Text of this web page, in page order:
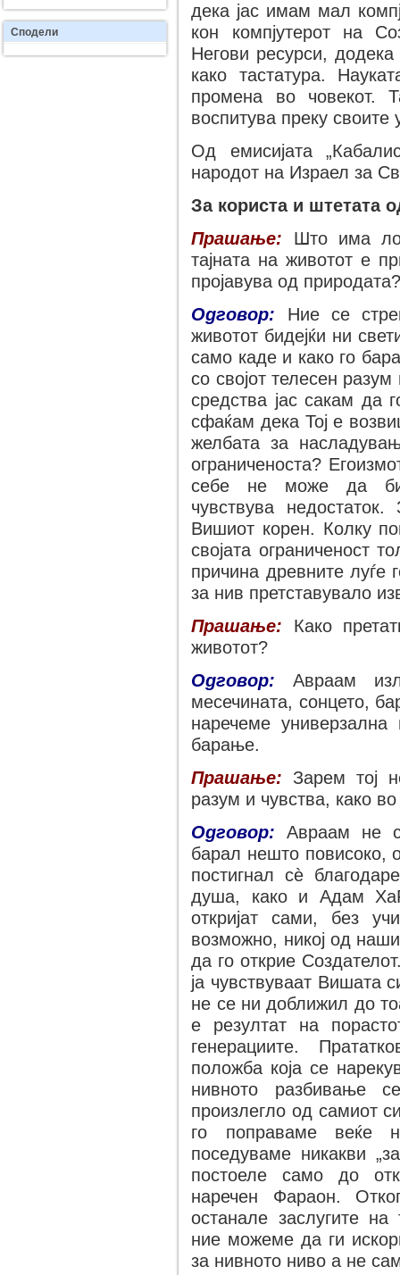
дека јас имам мал
кон компјутерот на
Негови ресурси, додека
како тастатура.
промена во човекот.
воспитува преку своите
Од емисијата
народот на Израел за
За користа и штетата
Прашање: Што има
тајната на животот е
пројавува од
Одговор: Ние се
животот бидејќи ни
само каде и како го
со својот телесен
средства јас сакам да
сфаќам дека Тој е
желбата за
ограниченоста?
себе не може да
чувствува
Вишиот корен. Колку
својата ограниченост
причина древните луѓе
за нив претставувало
Прашање:
Како
животот?
Одговор:
Авраам
месечината, сонцето,
наречеме
барање.
Прашање: Зарем тој
разум и чувства, како во
Одговор: Авраам не
барал нешто повисоко,
постигнал сѐ
душа, како и Адам
откријат сами, без
возможно, никој од
да го открие
ја чувствуваат Вишата
не се ни доближил до
е резултат на
генерациите.
положба која се
нивното разбивање
произлегло од самиот
го поправаме веќе
поседуваме никакви
постоеле само до
наречен Фараон.
останале заслугите
ние можеме да ги
за нивното ниво а не
Сподели